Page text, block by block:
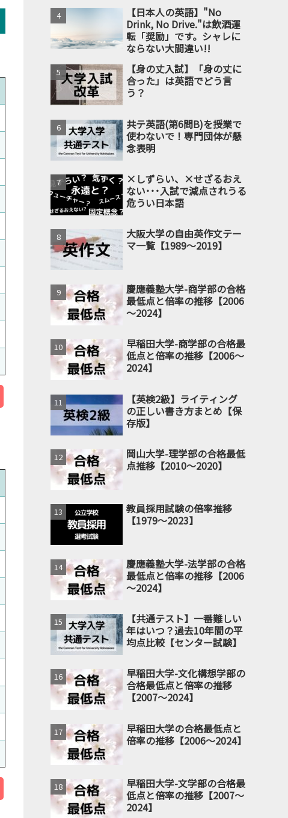
【日本人の英語】"No
Drink, No Drive."は飲酒運
転「奨励」です。シャレに
ならない大間違い!!
【身の丈入試】「身の丈に
合った」は英語でどう言
う？
共テ英語(第6問B)を授業で
使わないで！専門団体が懸
念表明
×しずらい、×せざるおえ
ない･･･入試で減点されうる
危うい日本語
大阪大学の自由英作文テー
マ一覧【1989～2019】
慶應義塾大学-商学部の合格
最低点と倍率の推移【2006
～2024】
早稲田大学-商学部の合格最
低点と倍率の推移【2006～
2024】
【英検2級】ライティング
の正しい書き方まとめ【保
存版】
岡山大学-理学部の合格最低
点推移【2010～2020】
教員採用試験の倍率推移
【1979～2023】
慶應義塾大学-法学部の合格
最低点と倍率の推移【2006
～2024】
【共通テスト】一番難しい
年はいつ？過去10年間の平
均点比較【センター試験】
早稲田大学-文化構想学部の
合格最低点と倍率の推移
【2007～2024】
早稲田大学の合格最低点と
倍率の推移【2006～2024】
早稲田大学-文学部の合格最
低点と倍率の推移【2007～
2024】